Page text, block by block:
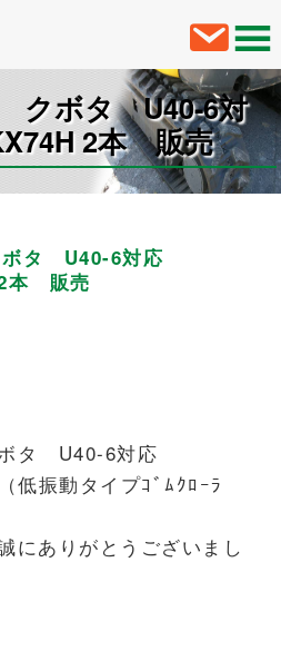
クボタ U40-6対
2本 販売
ボタ U40-6対応
本 販売
タ U40-6対応
低振動タイプｺﾞﾑｸﾛｰﾗ
にありがとうございまし